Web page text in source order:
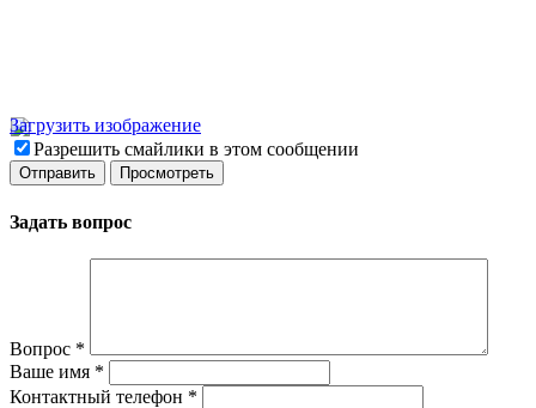
Загрузить изображение
Разрешить смайлики в этом сообщении
Задать вопрос
Вопрос *
Ваше имя *
Контактный телефон *